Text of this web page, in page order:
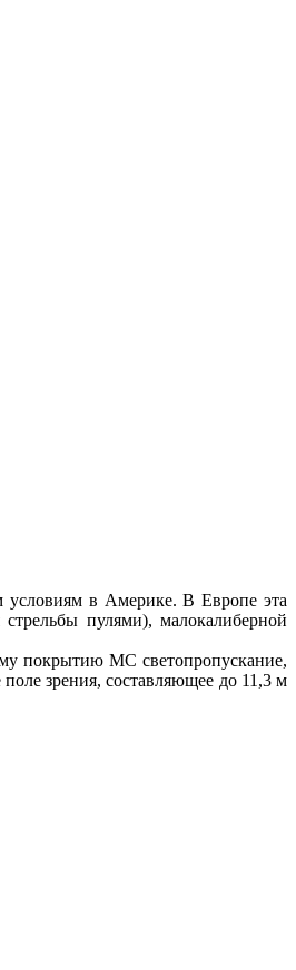
условиям в Америке. В Европе эта
пулями), малокалиберной
покрытию МС светопропускание,
зрения, составляющее до 11,3 м